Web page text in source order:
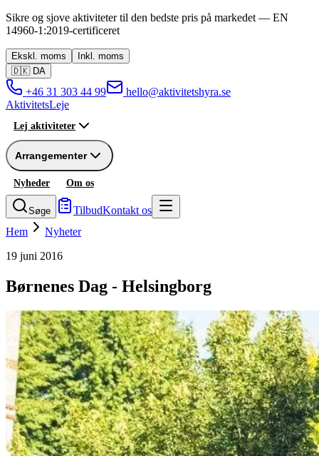
Sikre og sjove aktiviteter til den bedste pris på markedet — EN
14960-1:2019-certificeret
Ekskl. moms Inkl. moms
🇩🇰 DA
+46 31 303 44 99
hello@aktivitetshyra.se
AktivitetsLeje
Lej aktiviteter
Arrangementer
Nyheder Om os
Søge TilbudKontakt os
Hem
Nyheter
19 juni 2016
Børnenes Dag - Helsingborg